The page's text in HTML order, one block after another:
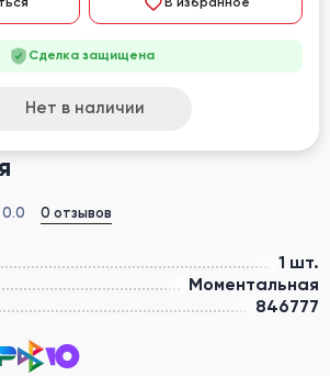
0.0 0 отзывов
1 шт.
Моментальная
846777
В избранное
Сделка защищена
Нет в наличии